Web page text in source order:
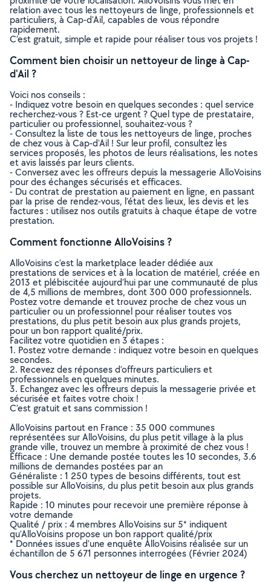
relation avec tous les nettoyeurs de linge, professionnels et
particuliers, à Cap-d'Ail, capables de vous répondre
rapidement.
C’est gratuit, simple et rapide pour réaliser tous vos projets !
Comment bien choisir un nettoyeur de linge à Cap-
d'Ail ?
Voici nos conseils :
- Indiquez votre besoin en quelques secondes : quel service
recherchez-vous ? Est-ce urgent ? Quel type de prestataire,
particulier ou professionnel, souhaitez-vous ?
- Consultez la liste de tous les nettoyeurs de linge, proches
de chez vous à Cap-d'Ail ! Sur leur profil, consultez les
services proposés, les photos de leurs réalisations, les notes
et avis laissés par leurs clients.
- Conversez avec les offreurs depuis la messagerie AlloVoisins
pour des échanges sécurisés et efficaces.
- Du contrat de prestation au paiement en ligne, en passant
par la prise de rendez-vous, l’état des lieux, les devis et les
factures : utilisez nos outils gratuits à chaque étape de votre
prestation.
Comment fonctionne AlloVoisins ?
AlloVoisins c’est la marketplace leader dédiée aux
prestations de services et à la location de matériel, créée en
2013 et plébiscitée aujourd’hui par une communauté de plus
de 4,5 millions de membres, dont 300 000 professionnels.
Postez votre demande et trouvez proche de chez vous un
particulier ou un professionnel pour réaliser toutes vos
prestations, du plus petit besoin aux plus grands projets,
pour un bon rapport qualité/prix.
Facilitez votre quotidien en 3 étapes :
1. Postez votre demande : indiquez votre besoin en quelques
secondes.
2. Recevez des réponses d’offreurs particuliers et
professionnels en quelques minutes.
3. Echangez avec les offreurs depuis la messagerie privée et
sécurisée et faites votre choix !
C’est gratuit et sans commission !
AlloVoisins partout en France : 35 000 communes
représentées sur AlloVoisins, du plus petit village à la plus
grande ville, trouvez un membre à proximité de chez vous !
Efficace : Une demande postée toutes les 10 secondes, 3.6
millions de demandes postées par an
Généraliste : 1 250 types de besoins différents, tout est
possible sur AlloVoisins, du plus petit besoin aux plus grands
projets.
Rapide : 10 minutes pour recevoir une première réponse à
votre demande
Qualité / prix : 4 membres AlloVoisins sur 5* indiquent
qu’AlloVoisins propose un bon rapport qualité/prix
* Données issues d’une enquête AlloVoisins réalisée sur un
échantillon de 5 671 personnes interrogées (Février 2024)
Vous cherchez un nettoyeur de linge en urgence ?